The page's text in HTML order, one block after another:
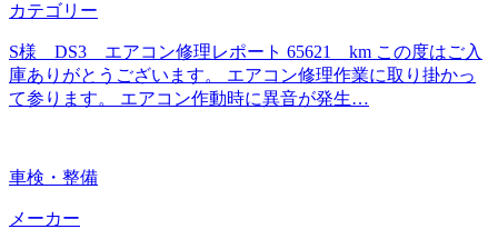
カテゴリー
S様 DS3 エアコン修理レポート 65621 km この度はご入
庫ありがとうございます。 エアコン修理作業に取り掛かっ
て参ります。 エアコン作動時に異音が発生…
車検・整備
メーカー